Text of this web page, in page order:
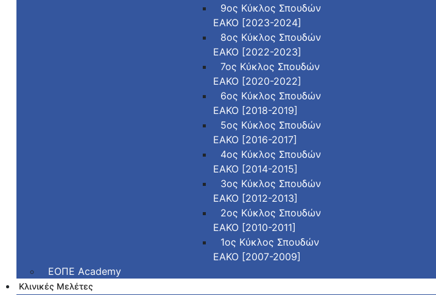
9ος Κύκλος Σπουδών
ΕΑΚΟ [2023-2024]
8ος Κύκλος Σπουδών
ΕΑΚΟ [2022-2023]
7ος Κύκλος Σπουδών
ΕΑΚΟ [2020-2022]
6ος Κύκλος Σπουδών
ΕΑΚΟ [2018-2019]
5ος Κύκλος Σπουδών
ΕΑΚΟ [2016-2017]
4ος Κύκλος Σπουδών
ΕΑΚΟ [2014-2015]
3ος Κύκλος Σπουδών
ΕΑΚΟ [2012-2013]
2ος Κύκλος Σπουδών
ΕΑΚΟ [2010-2011]
1ος Κύκλος Σπουδών
ΕΑΚΟ [2007-2009]
ΕΟΠΕ Academy
Κλινικές Μελέτες